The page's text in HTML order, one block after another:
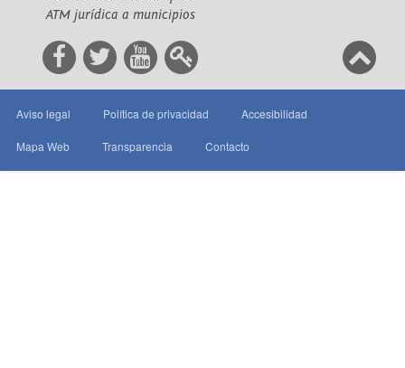
ATM jurídica a municipios
Aviso legal Política de privacidad Accesibilidad
Mapa Web Transparencia Contacto